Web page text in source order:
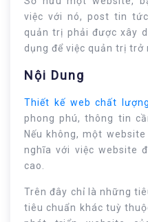
việc với nó, post tin
quản trị phải được xây
dụng để việc quản trị trở
Nội Dung
Thiết kế web chất lượng
phong phú, thông tin
Nếu không, một
nghĩa với việc website
cao.
Trên đây chỉ là những
tiêu chuẩn khác tuỳ